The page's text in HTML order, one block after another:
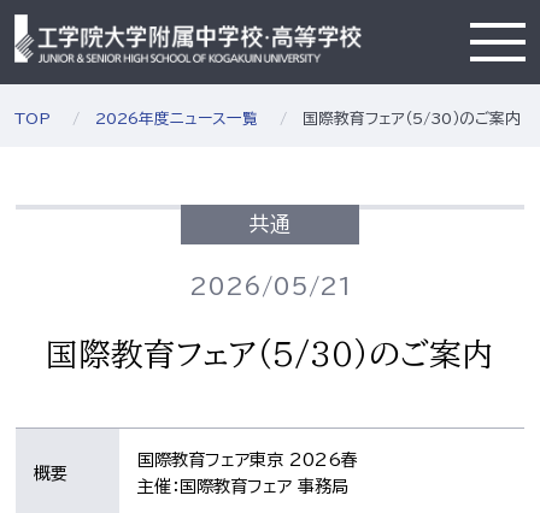
TOP 2026年度ニュース一覧 国際教育フェア（5/30）のご案内
共通
2026/05/21
国際教育フェア（5/30）のご案内
概要
国際教育フェア東京 2026春
主催：国際教育フェア 事務局